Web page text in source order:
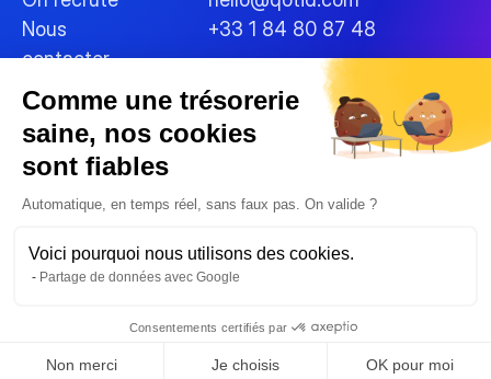
Comme une trésorerie
saine, nos cookies
sont fiables
Automatique, en temps réel, sans faux pas. On valide ?
Voici pourquoi nous utilisons des cookies.
Partage de données avec Google
Consentements certifiés par
Non merci Je choisis OK pour moi
Nous
contacter
+33 1 84 80 87 48
Politiques
Conditions générales
Mentions légales
Cookies
Politique de confidentialité
© 2025